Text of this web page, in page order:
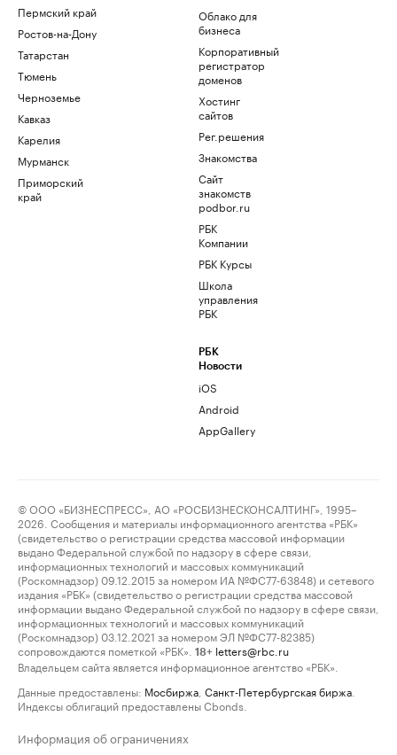
Пермский край
Ростов-на-Дону
Татарстан
Тюмень
Черноземье
Кавказ
Карелия
Мурманск
Приморский
край
Облако для
бизнеса
Корпоративный
регистратор
доменов
Хостинг
сайтов
Рег.решения
Знакомства
Сайт
знакомств
podbor.ru
РБК
Компании
РБК Курсы
Школа
управления
РБК
РБК
Новости
iOS
Android
AppGallery
© ООО «БИЗНЕСПРЕСС», АО «РОСБИЗНЕСКОНСАЛТИНГ», 1995–
2026. Сообщения и материалы информационного агентства «РБК»
(свидетельство о регистрации средства массовой информации
выдано Федеральной службой по надзору в сфере связи,
информационных технологий и массовых коммуникаций
(Роскомнадзор) 09.12.2015 за номером ИА №ФС77-63848) и сетевого
издания «РБК» (свидетельство о регистрации средства массовой
информации выдано Федеральной службой по надзору в сфере связи,
информационных технологий и массовых коммуникаций
(Роскомнадзор) 03.12.2021 за номером ЭЛ №ФС77-82385)
сопровождаются пометкой «РБК».
18+ letters@rbc.ru
Владельцем сайта является информационное агентство «РБК».
Данные предоставлены: Мосбиржа Санкт-Петербургская биржа
Индексы облигаций предоставлены Cbonds.
Информация об ограничениях